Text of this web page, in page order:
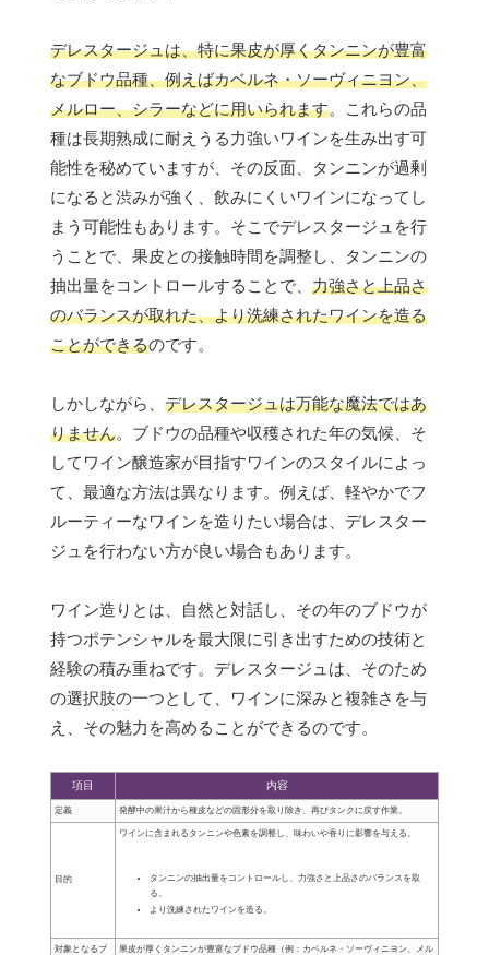
デレスタージュは、特に果皮が厚くタンニンが豊富
なブドウ品種、例えばカベルネ・ソーヴィニヨン、
メルロー、シラーなどに用いられます。これらの品
種は長期熟成に耐えうる力強いワインを生み出す可
能性を秘めていますが、その反面、タンニンが過剰
になると渋みが強く、飲みにくいワインになってし
まう可能性もあります。そこでデレスタージュを行
うことで、果皮との接触時間を調整し、タンニンの
抽出量をコントロールすることで、 力強さと上品さ
のバランスが取れた、より洗練されたワインを造る
ことができるのです。
しかしながら、 デレスタージュは万能な魔法ではあ
りません。ブドウの品種や収穫された年の気候、そ
してワイン醸造家が目指すワインのスタイルによっ
て、最適な方法は異なります。例えば、軽やかでフ
ルーティーなワインを造りたい場合は、デレスター
ジュを行わない方が良い場合もあります。
ワイン造りとは、自然と対話し、その年のブドウが
持つポテンシャルを最大限に引き出すための技術と
経験の積み重ねです。デレスタージュは、そのため
の選択肢の一つとして、ワインに深みと複雑さを与
え、その魅力を高めることができるのです。
項目 内容
定義 発酵中の果汁から種皮などの固形分を取り除き、再びタンクに戻す作業。
目的
ワインに含まれるタンニンや色素を調整し、味わいや香りに影響を与える。
タンニンの抽出量をコントロールし、力強さと上品さのバランスを取
る。
より洗練されたワインを造る。
対象となるブ
果皮が厚くタンニンが豊富なブドウ品種（例：カベルネ・ソーヴィニヨン、メル